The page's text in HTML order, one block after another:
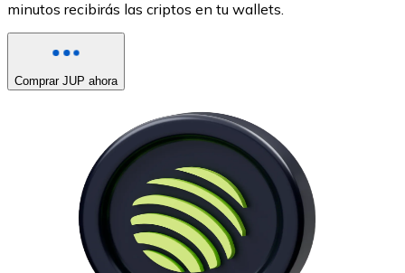
minutos recibirás las criptos en tu wallets.
Comprar JUP ahora